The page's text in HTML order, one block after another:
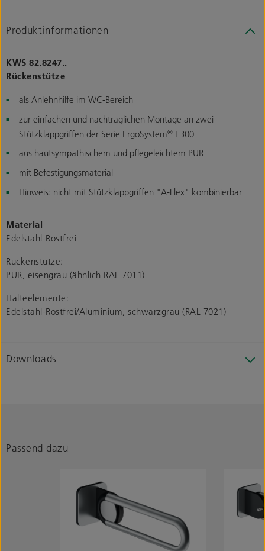
Produktinformationen
KWS 82.8247..
Rückenstütze
als Anlehnhilfe im WC-Bereich
zur einfachen und nachträglichen Montage an zwei
Stützklappgriffen der Serie ErgoSystem® E300
aus hautsympathischem und pflegeleichtem PUR
mit Befestigungsmaterial
Hinweis: nicht mit Stützklappgriffen "A-Flex" kombinierbar
Material
Edelstahl-Rostfrei
Rückenstütze:
PUR, eisengrau (ähnlich RAL 7011)
Halteelemente:
Edelstahl-Rostfrei/Aluminium, schwarzgrau (RAL 7021)
Downloads
Passend dazu